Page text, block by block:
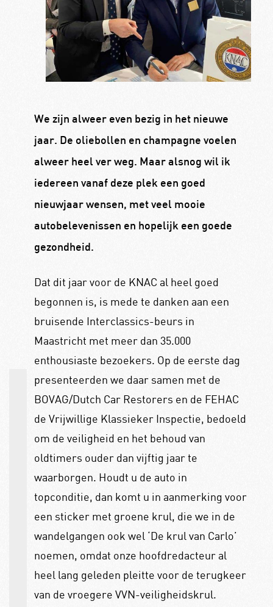
We zijn alweer even bezig in het nieuwe
jaar. De oliebollen en champagne voelen
alweer heel ver weg. Maar alsnog wil ik
iedereen vanaf deze plek een goed
nieuwjaar wensen, met veel mooie
autobelevenissen en hopelijk een goede
gezondheid.
Dat dit jaar voor de KNAC al heel goed
begonnen is, is mede te danken aan een
bruisende Interclassics-beurs in
Maastricht met meer dan 35.000
enthousiaste bezoekers. Op de eerste dag
presenteerden we daar samen met de
BOVAG/Dutch Car Restorers en de FEHAC
de Vrijwillige Klassieker Inspectie, bedoeld
om de veiligheid en het behoud van
oldtimers ouder dan vijftig jaar te
waarborgen. Houdt u de auto in
topconditie, dan komt u in aanmerking voor
een sticker met groene krul, die we in de
wandelgangen ook wel ‘De krul van Carlo’
noemen, omdat onze hoofdredacteur al
heel lang geleden pleitte voor de terugkeer
van de vroegere VVN-veiligheidskrul.